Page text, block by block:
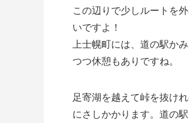
この辺りで少しルートを
いですよ！
上士幌町には、道の駅か
つつ休憩もありですね。
足寄湖を越えて峠を抜け
にさしかかります。道の